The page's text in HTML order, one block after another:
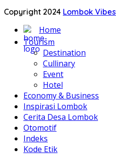
Copyright 2024 Lombok Vibes
Home
Tourism
Destination
Cullinary
Event
Hotel
Economy & Business
Inspirasi Lombok
Cerita Desa Lombok
Otomotif
Indeks
Kode Etik